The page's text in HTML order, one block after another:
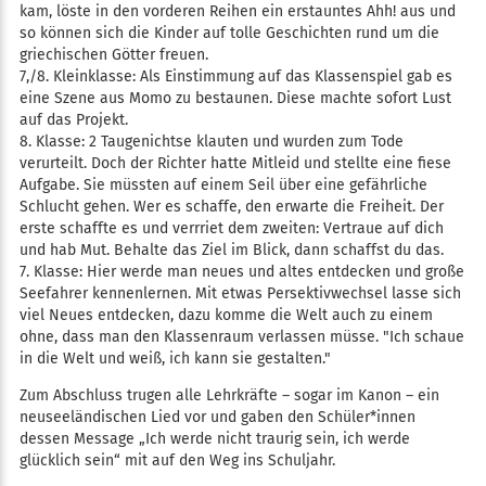
kam, löste in den vorderen Reihen ein erstauntes Ahh! aus und
so können sich die Kinder auf tolle Geschichten rund um die
griechischen Götter freuen.
7,/8. Kleinklasse: Als Einstimmung auf das Klassenspiel gab es
eine Szene aus Momo zu bestaunen. Diese machte sofort Lust
auf das Projekt.
8. Klasse: 2 Taugenichtse klauten und wurden zum Tode
verurteilt. Doch der Richter hatte Mitleid und stellte eine fiese
Aufgabe. Sie müssten auf einem Seil über eine gefährliche
Schlucht gehen. Wer es schaffe, den erwarte die Freiheit. Der
erste schaffte es und verrriet dem zweiten: Vertraue auf dich
und hab Mut. Behalte das Ziel im Blick, dann schaffst du das.
7. Klasse: Hier werde man neues und altes entdecken und große
Seefahrer kennenlernen. Mit etwas Persektivwechsel lasse sich
viel Neues entdecken, dazu komme die Welt auch zu einem
ohne, dass man den Klassenraum verlassen müsse. "Ich schaue
in die Welt und weiß, ich kann sie gestalten."
Zum Abschluss trugen alle Lehrkräfte – sogar im Kanon – ein
neuseeländischen Lied vor und gaben den Schüler*innen
dessen Message „Ich werde nicht traurig sein, ich werde
glücklich sein“ mit auf den Weg ins Schuljahr.